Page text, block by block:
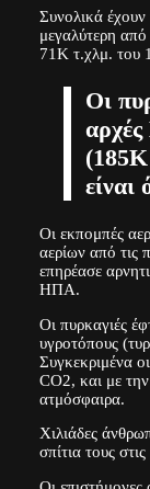
Συνολικά
μεγαλύτερη
71Κ τ.χλμ. του
Οι
Οι εκπομπές
αερίων από τις
επηρέασε
ΗΠΑ.
Οι πυρκαγιές
υγροτόπους
Συγκεκριμένα
CO2, και με
ατμόσφαιρα.
Χιλιάδες
σπίτια τους